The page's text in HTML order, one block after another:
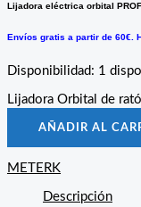
Lijadora eléctrica orbital
Envíos gratis a partir de 60€.
Disponibilidad: 1
Lijadora Orbital de
AÑADIR AL
METERK
Descripción